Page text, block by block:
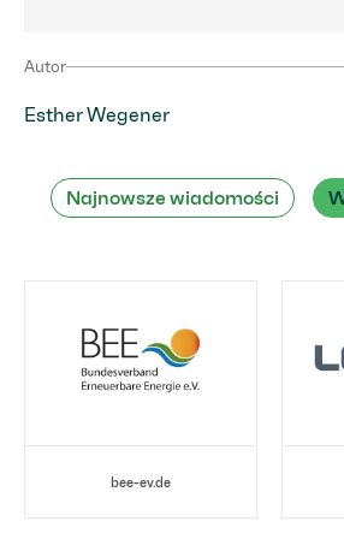
Autor
Esther Wegener
Najnowsze wiadomości
bee-ev.de